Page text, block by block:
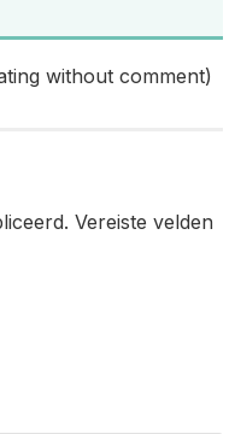
without comment)
Vereiste velden